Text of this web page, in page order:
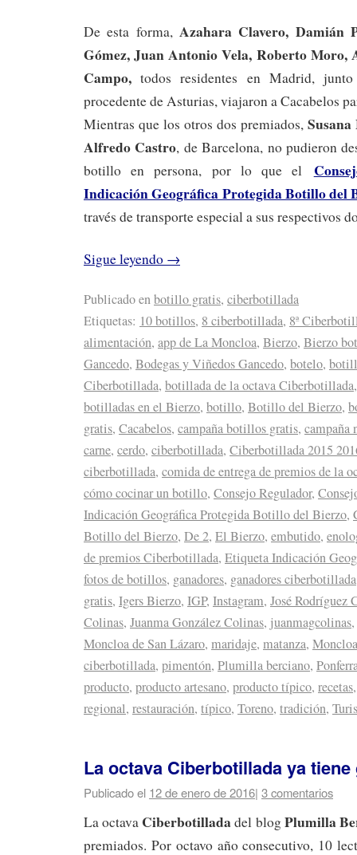
De esta forma,Azahara Clavero, Damián
Gómez, Juan Antonio Vela, Roberto Moro,
Campo,todos residentes en Madrid,
procedente de Asturias, viajaron a Cacabelos
Mientras que los otros dos premiados,
Alfredo Castro, de Barcelona, no pudieron
botillo en persona, por lo que el
Indicación Geográfica Protegida Botillo del
través de transporte especial a sus respectivos
Sigue leyendo →
Publicado enbotillo gratis, ciberbotillada
Etiquetas: 10 botillos, 8 ciberbotillada, 8ª
alimentación, app de La Moncloa, Bierzo, Bierzo
Gancedo, Bodegas y Viñedos Gancedo, botelo,
Ciberbotillada, botillada de la octava Ciberbotillada
botilladas en el Bierzo, botillo, Botillo del Bierzo,
gratis, Cacabelos, campaña botillos gratis, campaña
carne, cerdo, ciberbotillada, Ciberbotillada 2015
ciberbotillada, comida de entrega de premios de la
cómo cocinar un botillo, Consejo Regulador,
Indicación Geográfica Protegida Botillo del Bierzo,
Botillo del Bierzo, De 2, El Bierzo, embutido,
de premios Ciberbotillada, Etiqueta Indicación
fotos de botillos, ganadores, ganadores ciberbotillada
gratis, Igers Bierzo, IGP, Instagram, José Rodríguez
Colinas, Juanma González Colinas, juanmagcolinas,
Moncloa de San Lázaro, maridaje, matanza,
ciberbotillada, pimentón, Plumilla berciano,
producto, producto artesano, producto típico, recetas
regional, restauración, típico, Toreno, tradición,
La octava Ciberbotillada ya
Publicado el 12 de enero de 2016| 3 comentarios
La octava Ciberbotilladadel blogPlumilla
premiados. Por octavo año consecutivo, 10